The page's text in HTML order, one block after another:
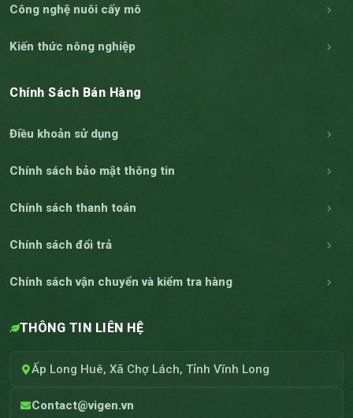
Công nghệ nuôi cấy mô
Kiến thức nông nghiệp
Chính Sách Bán Hàng
Điều khoản sử dụng
Chính sách bảo mật thông tin
Chính sách thanh toán
Chính sách đổi trả
Chính sách vận chuyển và kiểm tra hàng
THÔNG TIN LIÊN HỆ
Ấp Long Huê, Xã Chợ Lách, Tỉnh Vĩnh Long
Contact@vigen.vn